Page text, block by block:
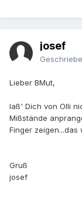
josef
Lieber BMut,
laß' Dich von Olli
Mißstände
Finger
Gruß
josef